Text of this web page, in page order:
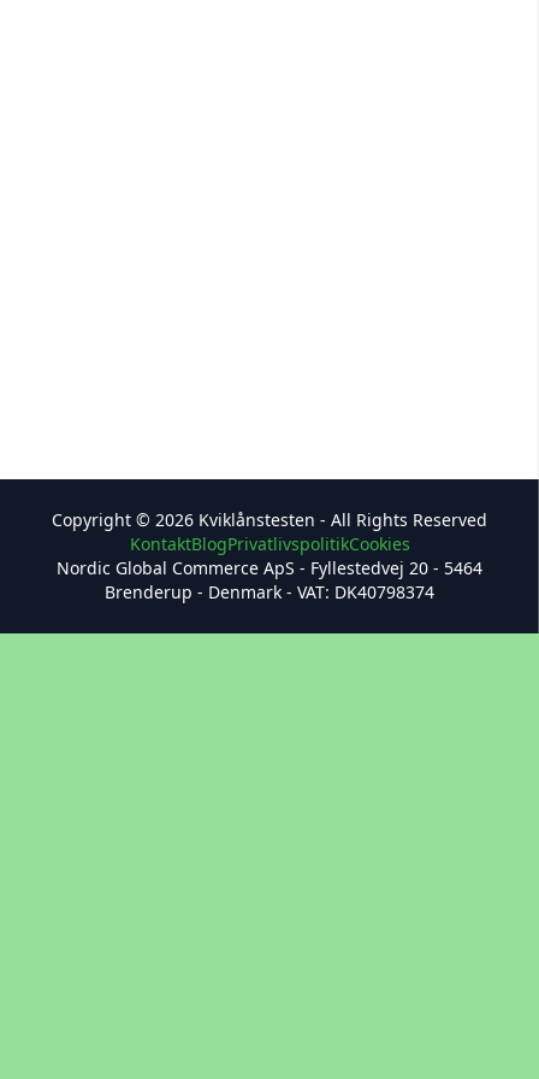
Copyright © 2026 Kviklånstesten - All Rights Reserved
KontaktBlogPrivatlivspolitikCookies
Nordic Global Commerce ApS - Fyllestedvej 20 - 5464
Brenderup - Denmark - VAT: DK40798374